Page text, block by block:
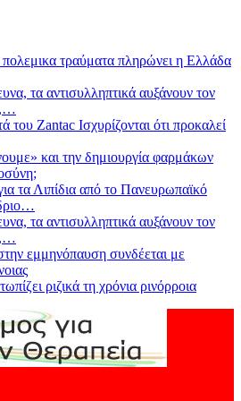
τραύματα πληρώνει η Ελλάδα
τα αντισυλληπτικά αυξάνουν τον
…
του Zantac Ισχυρίζονται ότι προκαλεί
και την δημιουργία φαρμάκων
τα Λιπίδια από το Πανευρωπαϊκό
…
τα αντισυλληπτικά αυξάνουν τον
…
εμμηνόπαυση συνδέεται με
ριζικά τη χρόνια ρινόρροια